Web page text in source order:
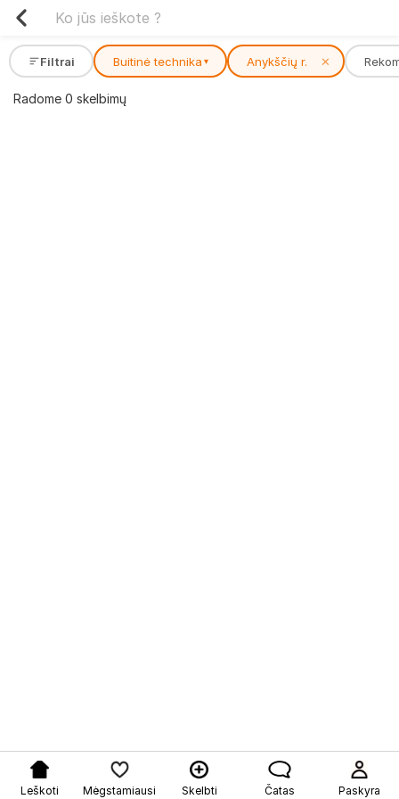
Filtrai Buitinė technika ▾ Anykščių r. ✕
Radome 0 skelbimų
Leškoti Mėgstamiausi Skelbti Čatas Paskyra